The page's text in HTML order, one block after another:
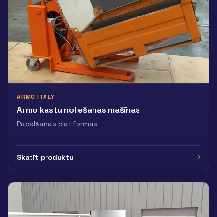
ARMO ITALY
Armo kastu noliešanas mašīnas
Pacelšanas platformas
Skatīt produktu